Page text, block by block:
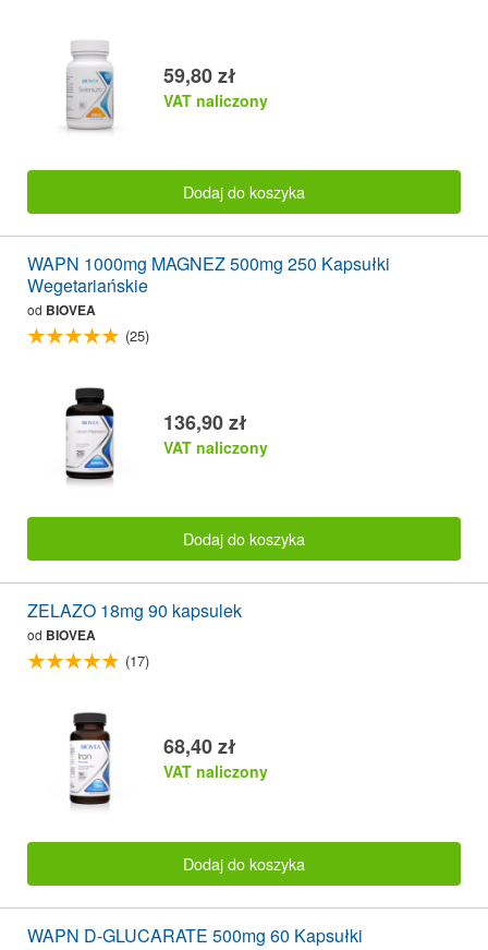
59,80 zł
VAT naliczony
Dodaj do koszyka
WAPN 1000mg MAGNEZ 500mg 250 Kapsułki
Wegetariańskie
od BIOVEA
(25)
136,90 zł
VAT naliczony
Dodaj do koszyka
ZELAZO 18mg 90 kapsulek
od BIOVEA
(17)
68,40 zł
VAT naliczony
Dodaj do koszyka
WAPN D-GLUCARATE 500mg 60 Kapsułki